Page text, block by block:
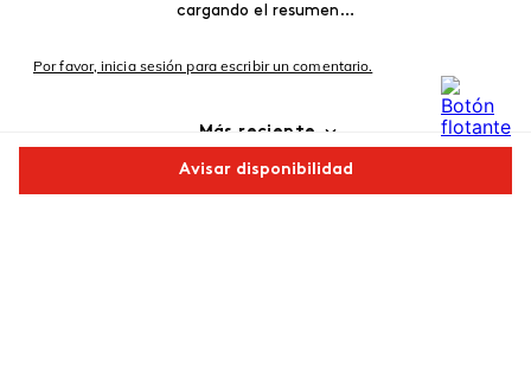
Avisar disponibilidad
cargando el resumen…
Por favor, inicia sesión para escribir un comentario.
Más reciente
Cargando comentarios…